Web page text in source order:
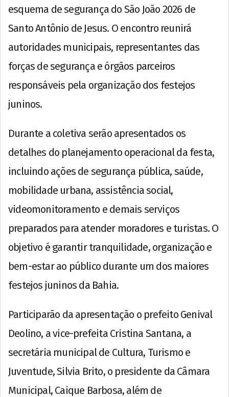
esquema de segurança do São João 2026 de
Santo Antônio de Jesus. O encontro reunirá
autoridades municipais, representantes das
forças de segurança e órgãos parceiros
responsáveis pela organização dos festejos
juninos.
Durante a coletiva serão apresentados os
detalhes do planejamento operacional da festa,
incluindo ações de segurança pública, saúde,
mobilidade urbana, assistência social,
videomonitoramento e demais serviços
preparados para atender moradores e turistas. O
objetivo é garantir tranquilidade, organização e
bem-estar ao público durante um dos maiores
festejos juninos da Bahia.
Participarão da apresentação o prefeito Genival
Deolino, a vice-prefeita Cristina Santana, a
secretária municipal de Cultura, Turismo e
Juventude, Silvia Brito, o presidente da Câmara
Municipal, Caique Barbosa, além de